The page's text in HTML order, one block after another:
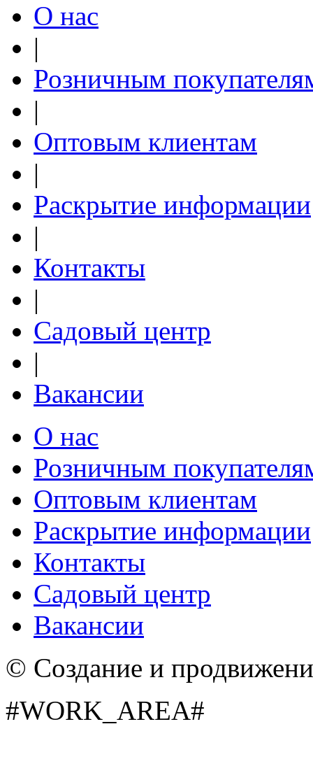
Полар стар (Polar star)
Тропикана (Tropicana)
Ревивал (Revival) Розовый
О нас
|
Розничным
|
Оптовым клиентам
|
Раскрытие информации
|
Контакты
|
Садовый центр
|
Вакансии
О нас
Розничным
Оптовым клиентам
Раскрытие информации
Контакты
Садовый центр
Вакансии
© Создание и
#WORK_AREA#